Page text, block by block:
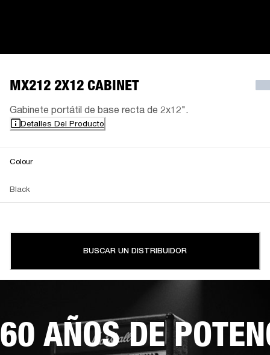
MX212 2X12 CABINET
Gabinete portátil de base recta de 2x12".
Detalles Del Producto
Colour
Black
BUSCAR UN DISTRIBUIDOR
60 AÑOS DE